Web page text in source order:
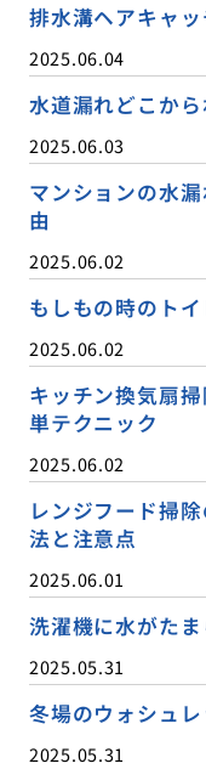
排水溝ヘアキャ
2025.06.04
水道漏れどこから
2025.06.03
マンションの水
由
2025.06.02
もしもの時のト
2025.06.02
キッチン換気扇
単テクニック
2025.06.02
レンジフード掃
法と注意点
2025.06.01
洗濯機に水がた
2025.05.31
冬場のウォシュ
2025.05.31